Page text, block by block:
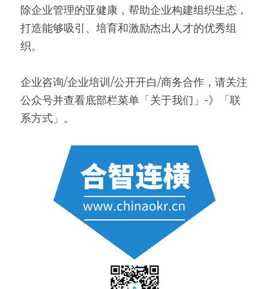
除企业管理的亚健康，帮助企业构建组织生态，
打造能够吸引、培育和激励杰出人才的优秀组
织。
企业咨询/企业培训/公开开白/商务合作，请关注
公众号并查看底部栏菜单「关于我们」-》「联
系方式」。